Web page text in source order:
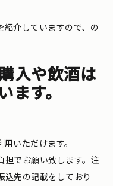
紹介していますので、の
入や飲酒は
ます。
いただけます。
担でお願い致します。注
込先の記載をしており